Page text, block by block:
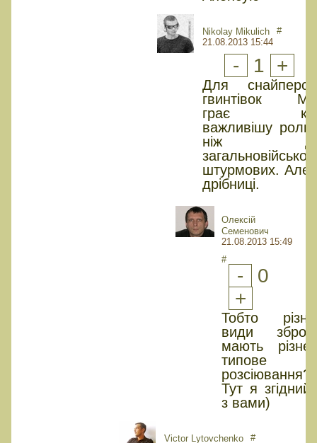
Nikolay Mikulich
21.08.2013 15:44
#
- 1 +
Для
гвинтівок
грає
важливішу
ніж
штурмових. Але
дрібниці.
Олексій
Семенович
21.08.2013 15:49
#
-
0
+
Тобто різні
види зброї
мають різне
типове
розсіювання?
Тут я згідний
з вами)
Victor Lytovchenko #